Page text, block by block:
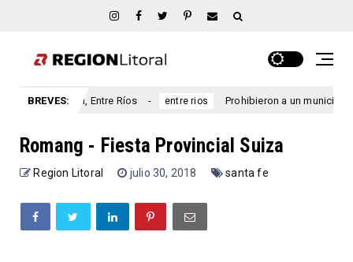
BREVES:
Entre Ríos entre rios Prohibieron a un municipio entrerriano
Romang - Fiesta Provincial Suiza
Region Litoral julio 30, 2018 santa fe